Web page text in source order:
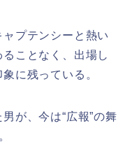
プテンシーと熱い
ことなく、出場し
に残っている。
が、今は“広報”の舞